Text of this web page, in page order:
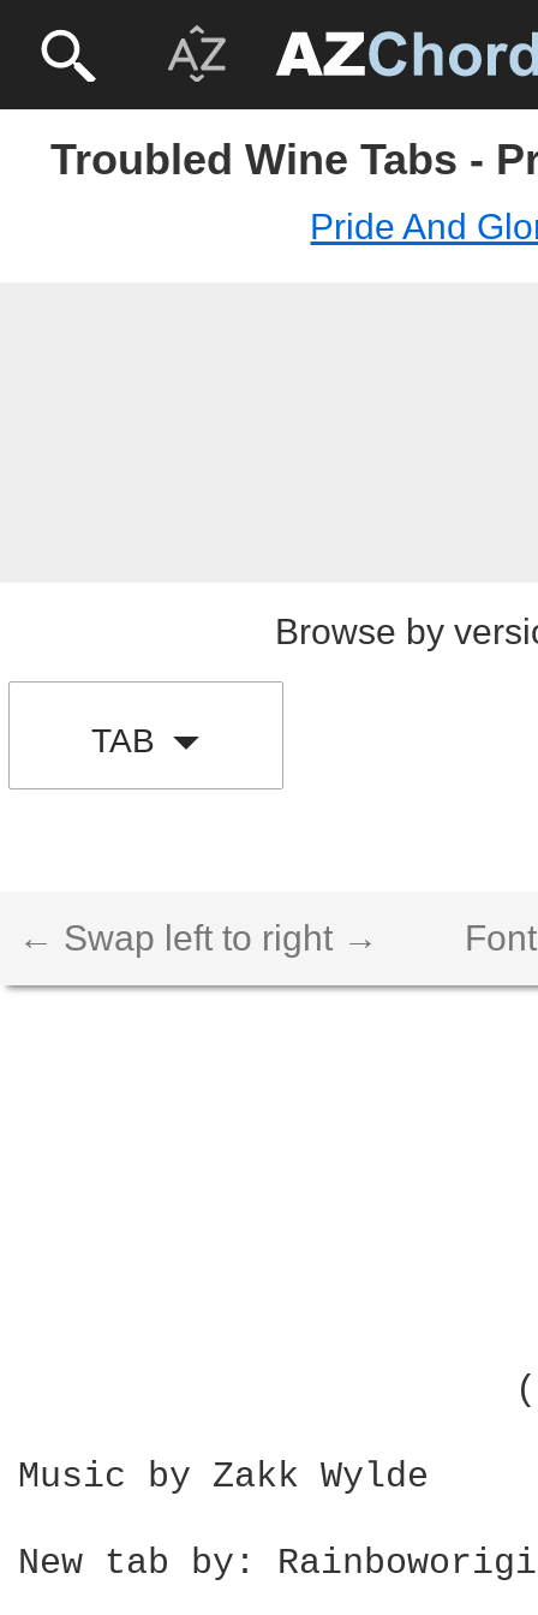
Troubled Wine Tabs -
Pride And
Browse by
TAB
← Swap left to right →
Music by Zakk Wylde
New tab by: